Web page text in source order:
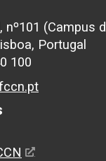
nº101 (Campus
Portugal
100